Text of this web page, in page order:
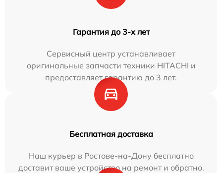
Гарантия до 3-х лет
Сервисный центр устанавливает
оригинальные запчасти техники HITACHI и
предоставляет гарантию до 3 лет.
Бесплатная доставка
Наш курьер в Ростове-на-Дону бесплатно
доставит ваше устройство на ремонт и обратно.